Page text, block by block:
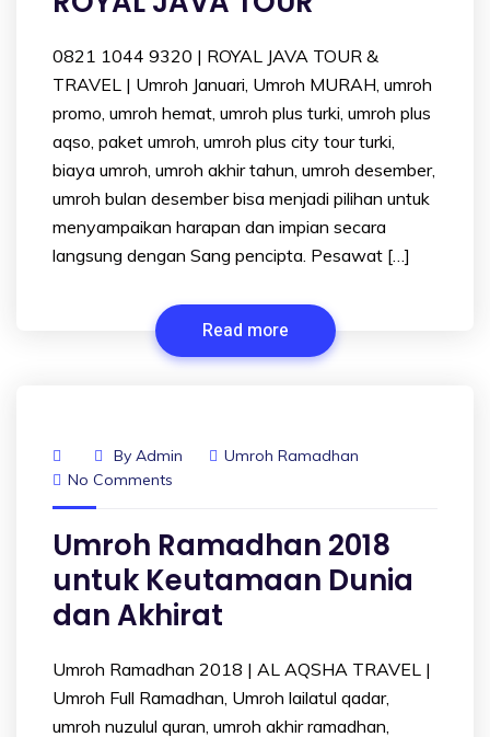
0821 1044 9320 | ROYAL JAVA TOUR &
TRAVEL | Umroh Januari, Umroh MURAH, umroh
promo, umroh hemat, umroh plus turki, umroh plus
aqso, paket umroh, umroh plus city tour turki,
biaya umroh, umroh akhir tahun, umroh desember,
umroh bulan desember bisa menjadi pilihan untuk
menyampaikan harapan dan impian secara
langsung dengan Sang pencipta. Pesawat […]
Read more
By Admin
Umroh Ramadhan
No Comments
Umroh Ramadhan 2018
untuk Keutamaan Dunia
dan Akhirat
Umroh Ramadhan 2018 | AL AQSHA TRAVEL |
Umroh Full Ramadhan, Umroh lailatul qadar,
umroh nuzulul quran, umroh akhir ramadhan,